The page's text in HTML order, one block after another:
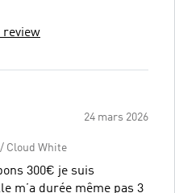
review
24 mars 2026
Cloud White
300€ je suis
m’a durée même pas 3